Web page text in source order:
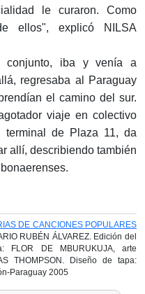
le curaron. Como
ellos", explicó NILSA
conjunto, iba y venía a
regresaba al Paraguay
el camino del sur.
viaje en colectivo
terminal de Plaza 11, da
allí, describiendo también
DE CANCIONES POPULARES
RUBÉN ÁLVAREZ. Edición del
FLOR DE MBURUKUJA, arte
THOMPSON. Diseño de tapa:
Paraguay 2005